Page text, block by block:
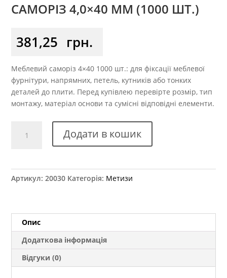
САМОРІЗ 4,0×40 ММ (1000 ШТ.)
381,25 грн.
Меблевий саморіз 4×40 1000 шт.: для фіксації меблевої
фурнітури, напрямних, петель, кутників або тонких
деталей до плити. Перед купівлею перевірте розмір, тип
монтажу, матеріал основи та сумісні відповідні елементи.
4,0x40
кількість
Додати в кошик
Артикул:20030 Категорія: Метизи
Опис
Додаткова інформація
Відгуки (0)